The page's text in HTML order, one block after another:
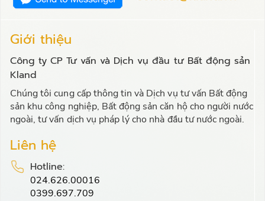
Giới thiệu
Công ty CP Tư vấn và Dịch vụ đầu tư Bất động sản
Kland
Chúng tôi cung cấp thông tin và Dịch vụ tư vấn Bất động
sản khu công nghiệp, Bất động sản căn hộ cho người nước
ngoài, tư vấn dịch vụ pháp lý cho nhà đầu tư nước ngoài.
Liên hệ
Hotline:
024.626.00016
0399.697.709